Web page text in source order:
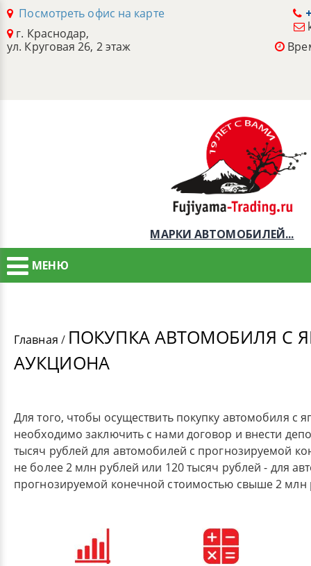
Посмотреть офис на карте
г. Краснодар,
ул. Круговая 26, 2 этаж
МАРКИ АВТОМОБИЛЕЙ...
МЕНЮ
Главная / ПОКУПКА АВТОМОБИЛЯ С
АУКЦИОНА
Для того, чтобы осуществить покупку автомобиля с
необходимо заключить с нами договор и внести
тысяч рублей для автомобилей с прогнозируемой
не более 2 млн рублей или 120 тысяч рублей - для
прогнозируемой конечной стоимостью свыше 2 млн